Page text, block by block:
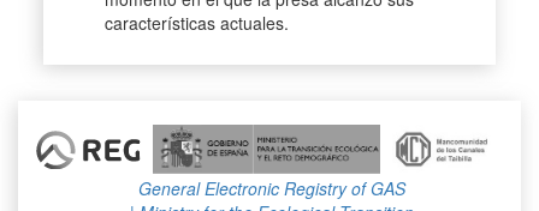
características actuales.
General Electronic Registry of GAS